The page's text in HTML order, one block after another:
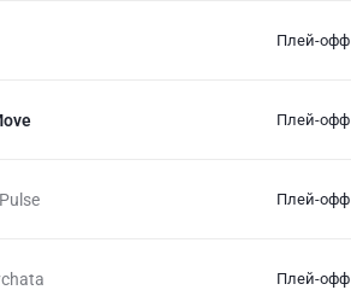
Плей-офф
Плей-офф
Плей-офф
Плей-офф